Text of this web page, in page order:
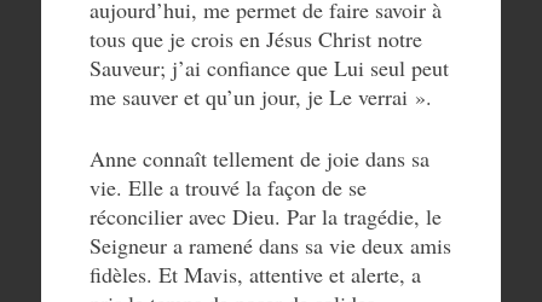
aujourd’hui, me permet de faire savoir à
tous que je crois en Jésus Christ notre
Sauveur; j’ai confiance que Lui seul peut
me sauver et qu’un jour, je Le verrai ».
Anne connaît tellement de joie dans sa
vie. Elle a trouvé la façon de se
réconcilier avec Dieu. Par la tragédie, le
Seigneur a ramené dans sa vie deux amis
fidèles. Et Mavis, attentive et alerte, a